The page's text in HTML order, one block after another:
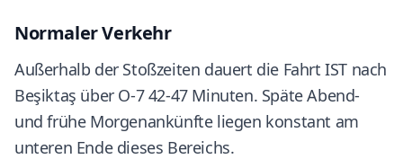
Normaler Verkehr
Außerhalb der Stoßzeiten dauert die Fahrt IST nach
Beşiktaş über O-7 42-47 Minuten. Späte Abend-
und frühe Morgenankünfte liegen konstant am
unteren Ende dieses Bereichs.